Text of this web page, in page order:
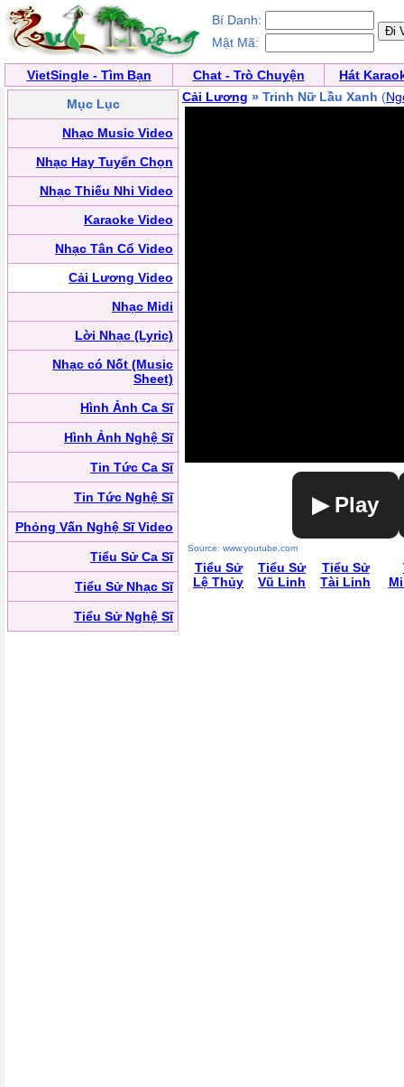
Bí Danh:
Mật Mã:
VietSingle - Tìm Bạn Chat - Trò Chuyện
Hát
Mục Lục
Nhạc Music Video
Nhạc Hay Tuyển Chọn
Nhạc Thiếu Nhi Video
Karaoke Video
Nhạc Tân Cổ Video
Cải Lương Video
Nhạc Midi
Lời Nhạc (Lyric)
Nhạc có Nốt (Music
Sheet)
Hình Ảnh Ca Sĩ
Hình Ảnh Nghệ Sĩ
Tin Tức Ca Sĩ
Tin Tức Nghệ Sĩ
Phỏng Vấn Nghệ Sĩ Video
Tiểu Sử Ca Sĩ
Tiểu Sử Nhạc Sĩ
Tiểu Sử Nghệ Sĩ
Cải Lương » Trinh Nữ Lầu Xanh (
▶ Play
Source: www.youtube.com
Tiểu Sử
Lệ Thủy
Tiểu Sử
Vũ Linh
Tiểu Sử
Tài Linh